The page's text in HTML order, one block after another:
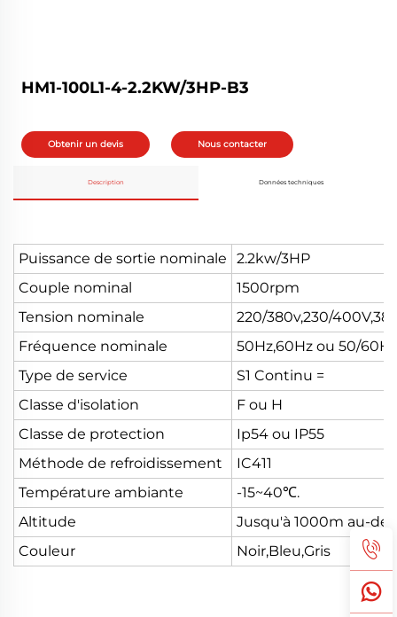
HM1-100L1-4-2.2KW/3HP-B3
Obtenir un devis Nous contacter
Description Données techniques
Puissance de sortie nominale
2.2kw/3HP
Couple nominal
1500rpm
Tension nominale
220/380v,230/
Fréquence nominale
50Hz,60Hz ou 50/60Hz
Type de service
S1 Continu =
Classe d'isolation
F ou H
Classe de protection
Ip54 ou IP55
Méthode de refroidissement
IC411
Température ambiante
-15~40℃.
Altitude
Jusqu'à 1000m au-
Couleur
Noir,Bleu,Gris